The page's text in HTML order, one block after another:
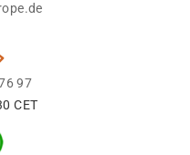
97
CET